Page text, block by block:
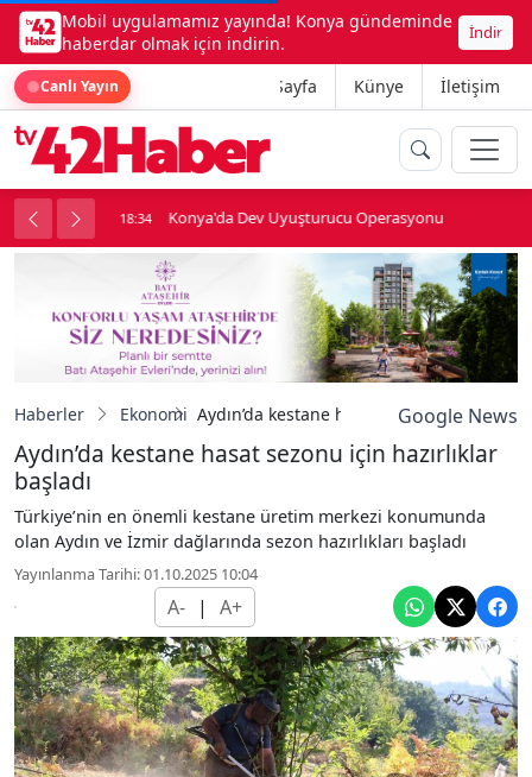
Mobil uygulamamız yayında! Konya gündeminde
haberdar olmak için indirin.
İndir
Canlı Yayın Ana Sayfa Künye İletişim
18:34 Konya'da Dev Uyuşturucu Operasyonu
Haberler Ekonomi Aydın’da kestane hasat sezonu için
Google News
Aydın’da kestane hasat sezonu için hazırlıklar
başladı
Türkiye’nin en önemli kestane üretim merkezi konumunda
olan Aydın ve İzmir dağlarında sezon hazırlıkları başladı
Yayınlanma Tarihi: 01.10.2025 10:04
A- | A+